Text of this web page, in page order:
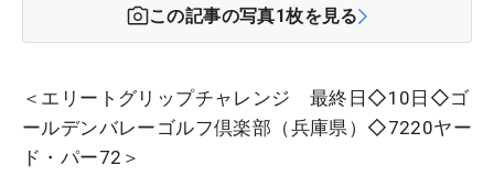
この記事の写真1枚を見る
＜エリートグリップチャレンジ 最終日◇10日◇ゴ
ールデンバレーゴルフ倶楽部（兵庫県）◇7220ヤー
ド・パー72＞